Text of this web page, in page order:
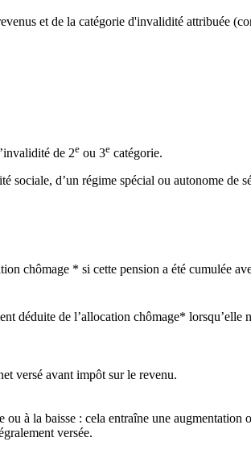
et de la catégorie d'invalidité attribuée
de 2e ou 3e catégorie.
d’un régime spécial ou autonome de
chômage * si cette pension a été cumulée
déduite de l’allocation chômage*
versé avant impôt sur le revenu.
ou à la baisse : cela entraîne une
versée.